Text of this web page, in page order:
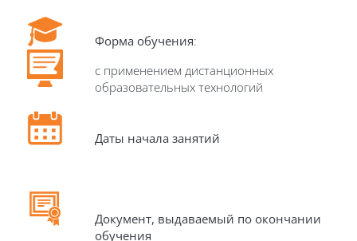
Форма обучения:
с применением дистанционных
образовательных технологий
Даты начала занятий
Документ, выдаваемый по окончании
обучения